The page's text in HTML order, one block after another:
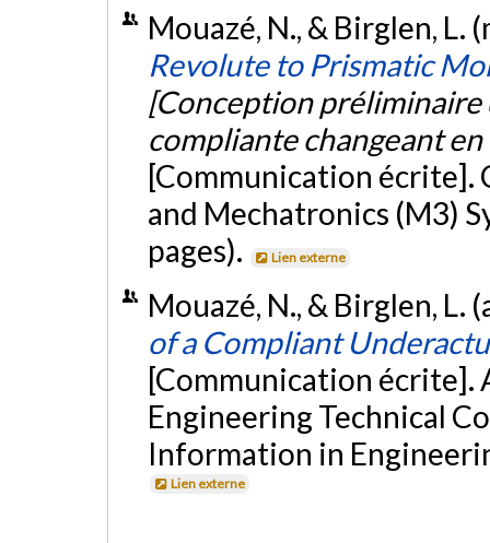
Mouazé, N., & Birglen, L.
Revolute to Prismatic
[Conception
compliante changeant
[Communication écrite].
and Mechatronics (M3)
pages).
Lien externe
Mouazé, N., & Birglen, L.
of a Compliant
[Communication écrite].
Engineering Technical
Information in
Lien externe